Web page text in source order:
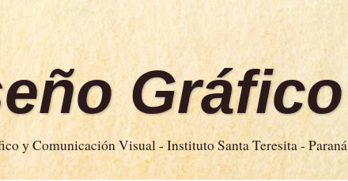
Gráfico
y Comunicación Visual - Instituto Santa Teresita - Paraná